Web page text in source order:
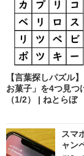
【言葉探しパズル
お菓子」を4つ見つ
（1/2） | ねとらぼ
スマ
ャン